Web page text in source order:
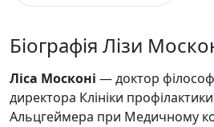
Біографія Лізи
Ліса Москоні — доктор
директора Клініки
Альцгеймера при Медичному